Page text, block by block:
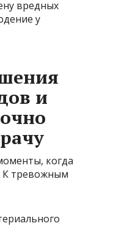
вредных
у
и
когда
К тревожным